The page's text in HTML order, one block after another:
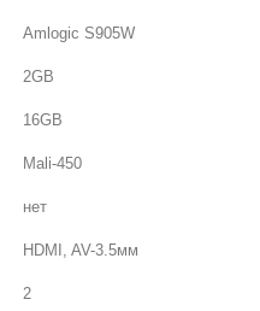
Amlogic S905W
2GB
16GB
Mali-450
нет
HDMI, AV-3.5мм
2